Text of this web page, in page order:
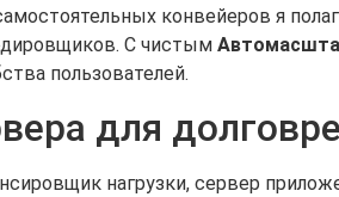
конвейеров я
С чистым
пользователей.
для
нагрузки, сервер